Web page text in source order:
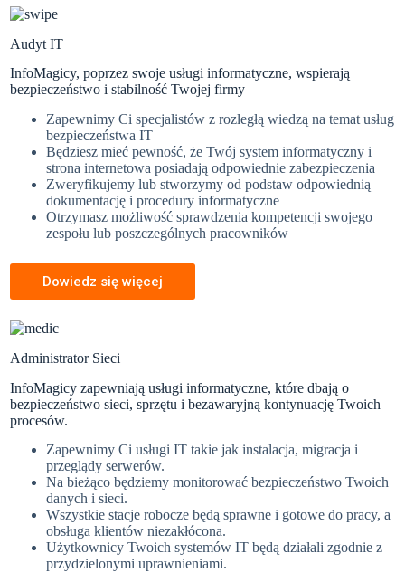
Audyt IT
InfoMagicy, poprzez swoje usługi informatyczne, wspierają
bezpieczeństwo i stabilność Twojej firmy
Zapewnimy Ci specjalistów z rozległą wiedzą na temat usług
bezpieczeństwa IT
Będziesz mieć pewność, że Twój system informatyczny i
strona internetowa posiadają odpowiednie zabezpieczenia
Zweryfikujemy lub stworzymy od podstaw odpowiednią
dokumentację i procedury informatyczne
Otrzymasz możliwość sprawdzenia kompetencji swojego
zespołu lub poszczególnych pracowników
Dowiedz się więcej
Administrator Sieci
InfoMagicy zapewniają usługi informatyczne, które dbają o
bezpieczeństwo sieci, sprzętu i bezawaryjną kontynuację Twoich
procesów.
Zapewnimy Ci usługi IT takie jak instalacja, migracja i
przeglądy serwerów.
Na bieżąco będziemy monitorować bezpieczeństwo Twoich
danych i sieci.
Wszystkie stacje robocze będą sprawne i gotowe do pracy, a
obsługa klientów niezakłócona.
Użytkownicy Twoich systemów IT będą działali zgodnie z
przydzielonymi uprawnieniami.